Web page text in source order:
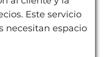
Este servicio
necesitan espacio